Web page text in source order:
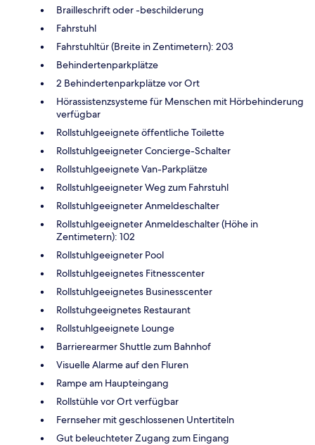
Brailleschrift oder -beschilderung
Fahrstuhl
Fahrstuhltür (Breite in Zentimetern): 203
Behindertenparkplätze
2 Behindertenparkplätze vor Ort
Hörassistenzsysteme für Menschen mit Hörbehinderung
verfügbar
Rollstuhlgeeignete öffentliche Toilette
Rollstuhlgeeigneter Concierge-Schalter
Rollstuhlgeeignete Van-Parkplätze
Rollstuhlgeeigneter Weg zum Fahrstuhl
Rollstuhlgeeigneter Anmeldeschalter
Rollstuhlgeeigneter Anmeldeschalter (Höhe in
Zentimetern): 102
Rollstuhlgeeigneter Pool
Rollstuhlgeeignetes Fitnesscenter
Rollstuhlgeeignetes Businesscenter
Rollstuhgeeignetes Restaurant
Rollstuhlgeeignete Lounge
Barrierearmer Shuttle zum Bahnhof
Visuelle Alarme auf den Fluren
Rampe am Haupteingang
Rollstühle vor Ort verfügbar
Fernseher mit geschlossenen Untertiteln
Gut beleuchteter Zugang zum Eingang